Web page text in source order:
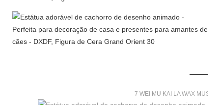
7 WEI MU KAI LA WAX